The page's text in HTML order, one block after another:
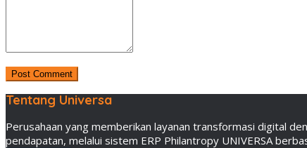
Tentang Universa
Perusahaan yang memberikan layanan transformasi digital
pendapatan, melalui sistem ERP Philantropy UNIVERSA